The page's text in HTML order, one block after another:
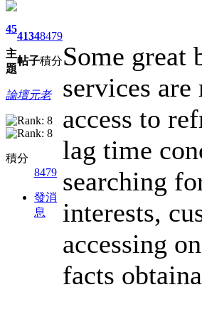
45
主
題
4134
帖子
8479
積分
論壇元老
積分
8479
發消
息
Some great
services
access to
lag time
searching
interests,
accessing
facts